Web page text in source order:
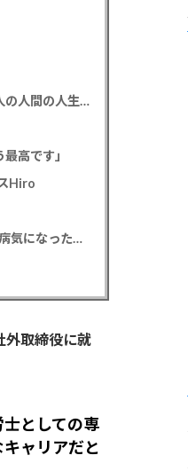
元フジ渡邊渚 フラッシュバックを明かす、「キスしろ」というヤジからパニックに… 「1人の人間の人生に、当たり前の生活を奪った人が全て悪い」
高です」
Hiro
元フジ渡邊渚アナ PTSD公表への思いを明かす「無理解や差別は永遠に変わらない」「同じ病気になったことのない人間にはわからない」
外取締役に就
としての専
ャリアだと